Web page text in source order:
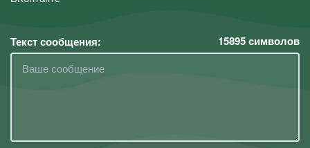
Текст сообщения: 15895символов